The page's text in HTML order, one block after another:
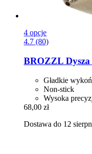
4 opcje
4.7 (80)
BROZZL
Gładkie
Non-stick
Wysoka
68,00 zł
Dostawa do 12